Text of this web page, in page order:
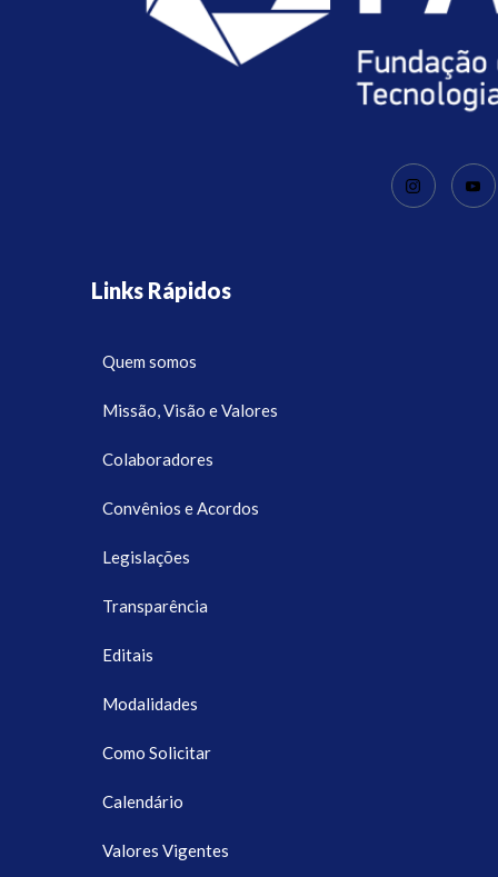
Links Rápidos
Quem somos
Missão, Visão e Valores
Colaboradores
Convênios e Acordos
Legislações
Transparência
Editais
Modalidades
Como Solicitar
Calendário
Valores Vigentes